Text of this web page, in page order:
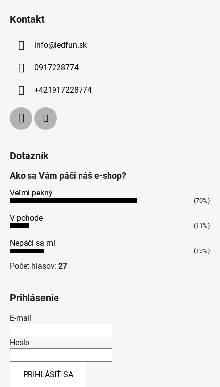
Kontakt
info@ledfun.sk
0917228774
+421917228774
Dotazník
Ako sa Vám páči náš e-shop?
Veľmi pekný
(70%)
V pohode
(11%)
Nepáči sa mi
(19%)
Počet hlasov: 27
Prihlásenie
E-mail
Heslo
PRIHLÁSIŤ SA